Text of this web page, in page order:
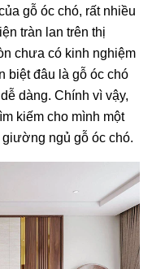
gỗ óc chó, rất nhiều
tràn lan trên thị
chưa có kinh nghiệm
biệt đâu là gỗ óc chó
dàng. Chính vì vậy,
kiếm cho mình một
ngủ gỗ óc chó.